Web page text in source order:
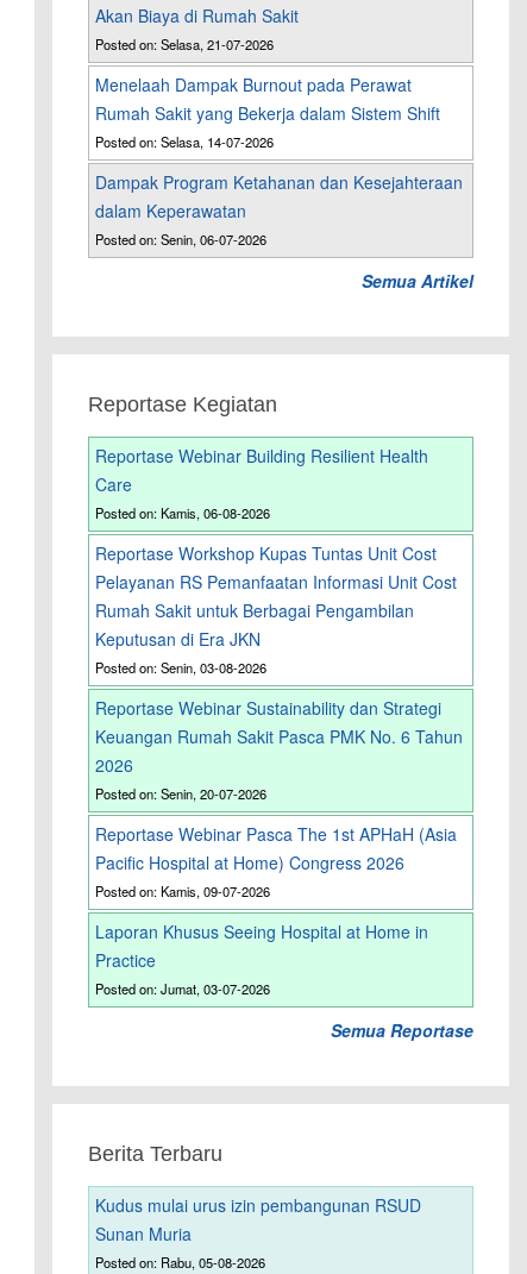
Akan Biaya di Rumah Sakit
Posted on: Selasa, 21-07-2026
Menelaah Dampak Burnout pada Perawat
Rumah Sakit yang Bekerja dalam Sistem Shift
Posted on: Selasa, 14-07-2026
Dampak Program Ketahanan dan Kesejahteraan
dalam Keperawatan
Posted on: Senin, 06-07-2026
Semua Artikel
Reportase Kegiatan
Reportase Webinar Building Resilient Health
Care
Posted on: Kamis, 06-08-2026
Reportase Workshop Kupas Tuntas Unit Cost
Pelayanan RS Pemanfaatan Informasi Unit Cost
Rumah Sakit untuk Berbagai Pengambilan
Keputusan di Era JKN
Posted on: Senin, 03-08-2026
Reportase Webinar Sustainability dan Strategi
Keuangan Rumah Sakit Pasca PMK No. 6 Tahun
2026
Posted on: Senin, 20-07-2026
Reportase Webinar Pasca The 1st APHaH (Asia
Pacific Hospital at Home) Congress 2026
Posted on: Kamis, 09-07-2026
Laporan Khusus Seeing Hospital at Home in
Practice
Posted on: Jumat, 03-07-2026
Semua Reportase
Berita Terbaru
Kudus mulai urus izin pembangunan RSUD
Sunan Muria
Posted on: Rabu, 05-08-2026